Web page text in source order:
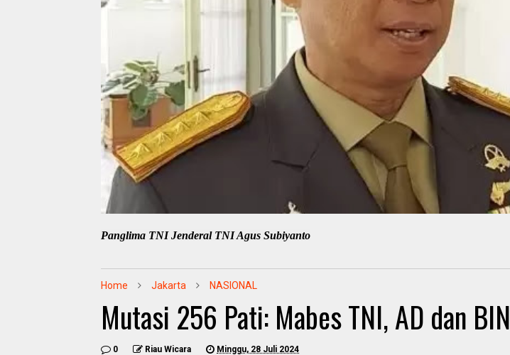
Panglima TNI Jenderal TNI Agus Subiyanto
Home Jakarta NASIONAL
Mutasi 256 Pati: Mabes TNI, AD dan BIN
0 Riau Wicara Minggu, 28 Juli 2024